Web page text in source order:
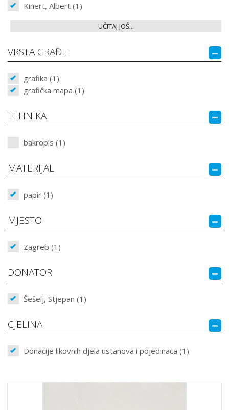
Kinert, Albert (1)
UČITAJ JOŠ...
VRSTA GRAĐE
grafika (1)
grafička mapa (1)
TEHNIKA
bakropis (1)
MATERIJAL
papir (1)
MJESTO
Zagreb (1)
DONATOR
Šešelj, Stjepan (1)
CJELINA
Donacije likovnih djela ustanova i pojedinaca (1)